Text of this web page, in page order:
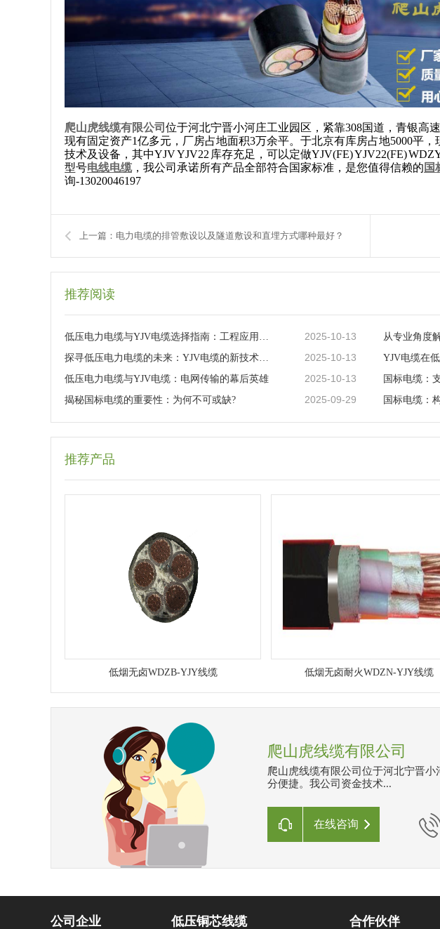
爬山虎线缆有限公司 位于河北宁晋小河庄工业园区，紧靠308国道，青银高
现有固定资产1亿多元，厂房占地面积3万余平。于北京有库房占地5000平
技术及设备，其中YJV YJV22 库存充足，可以定做YJV(FE) YJV22(FE)
型号电线电缆，我公司承诺所有产品全部符合国家标准，是您值得信赖的 国
询-13020046197
上一篇：电力电缆的排管敷设以及隧道敷设和直埋方式哪种最好？
推荐阅读
低压电力电缆与YJV电缆选择指南：工程应用与日常维护 2025-10-13
探寻低压电力电缆的未来：YJV电缆的新技术革新 2025-10-13 YJV电缆在
低压电力电缆与YJV电缆：电网传输的幕后英雄 2025-10-13 国标电缆：
揭秘国标电缆的重要性：为何不可或缺? 2025-09-29 国标电缆：
推荐产品
低烟无卤WDZB-YJY线缆 低烟无卤耐火WDZN-YJY线缆
爬山虎线缆有限公司
爬山虎线缆有限公司位于河北宁晋
分便捷。我公司资金技术...
在线咨询
公司企业 低压铜芯线缆 合作伙伴